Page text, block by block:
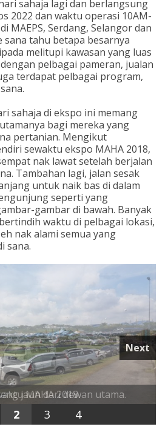
sahaja lagi dan berlangsung
2022 dan waktu operasi 10AM-
MAEPS, Serdang, Selangor dan
sana tahu betapa besarnya
melitupi kawasan yang luas
pelbagai pameran, jualan
terdapat pelbagai program,
sahaja di ekspo ini memang
bagi mereka yang
pertanian. Mengikut
sewaktu ekspo MAHA 2018,
nak lawat setelah berjalan
Tambahan lagi, jalan sesak
untuk naik bas di dalam
seperti yang
gambar di bawah. Banyak
waktu di pelbagai lokasi,
nak alami semua yang
sana.
jauh dari dewan utama.
Next
2 3 4